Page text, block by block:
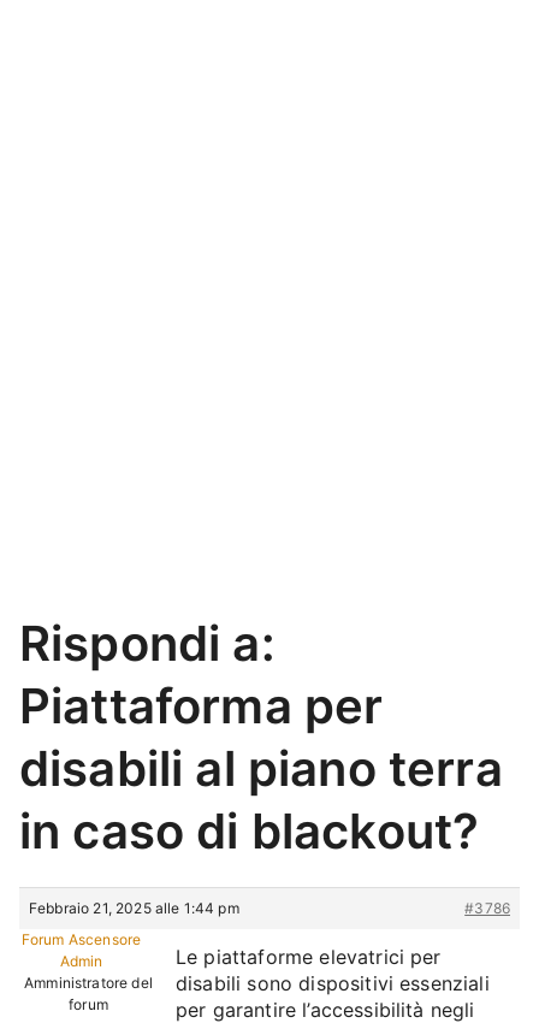
Rispondi a:
Piattaforma per
disabili al piano terra
in caso di blackout?
Febbraio 21, 2025 alle 1:44 pm
#3786
Forum Ascensore
Admin
Amministratore del
forum
Le piattaforme elevatrici per
disabili sono dispositivi essenziali
per garantire l’accessibilità negli